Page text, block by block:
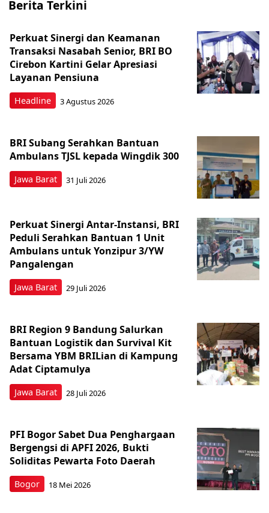
Berita Terkini
Headline
Perkuat Sinergi dan Keamanan
Transaksi Nasabah Senior, BRI BO
Cirebon Kartini Gelar Apresiasi
Layanan Pensiuna
3 Agustus 2026
Jawa Barat
BRI Subang Serahkan Bantuan
Ambulans TJSL kepada Wingdik 300
31 Juli 2026
Jawa Barat
Perkuat Sinergi Antar-Instansi, BRI
Peduli Serahkan Bantuan 1 Unit
Ambulans untuk Yonzipur 3/YW
Pangalengan
29 Juli 2026
Jawa Barat
BRI Region 9 Bandung Salurkan
Bantuan Logistik dan Survival Kit
Bersama YBM BRILian di Kampung
Adat Ciptamulya
28 Juli 2026
Bogor
PFI Bogor Sabet Dua Penghargaan
Bergengsi di APFI 2026, Bukti
Soliditas Pewarta Foto Daerah
18 Mei 2026